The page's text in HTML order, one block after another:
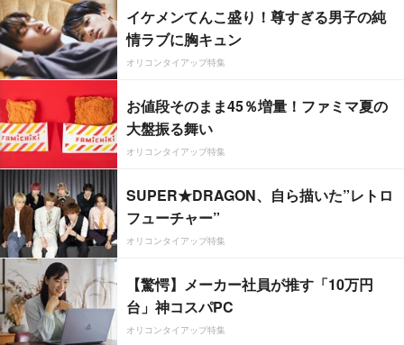
イケメンてんこ盛り！尊すぎる男子の純
情ラブに胸キュン
オリコンタイアップ特集
お値段そのまま45％増量！ファミマ夏の
大盤振る舞い
オリコンタイアップ特集
SUPER★DRAGON、自ら描いた”レトロ
フューチャー”
オリコンタイアップ特集
【驚愕】メーカー社員が推す「10万円
台」神コスパPC
オリコンタイアップ特集